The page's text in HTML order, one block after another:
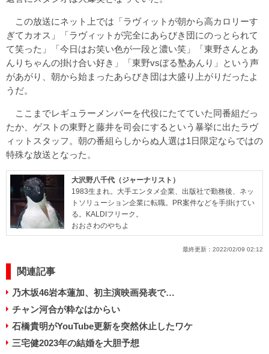
この放送にネット上では「ラヴィットが朝から高カロリーす
ぎてカオス」「ラヴィットが完全にあらびき団にのっとられて
て笑った」「今日はお笑い色が一段と濃い笑」「東野さんとあ
んりちゃんの掛け合い好き」「東野vsぼる塾あんり」という声
があがり、朝から始まったあらびき団は大盛り上がりだったよ
うだ。
ここまでレギュラーメンバーを代役にたてていた同番組だっ
たか、ゲストの東野と藤井を司会にするという暴挙に出たラヴ
ィットスタッフ。朝の番組らしからぬ人選は1日限定ならではの
特殊な放送となった。
大沢野八千代（ジャーナリスト）
1983生まれ。大手エンタメ企業、出版社で勤務後、ネッ
トソリューション企業に転職。PR案件などを手掛けてい
る。KALDIフリーク。
おおさわのやちよ
最終更新： 2022/02/09 02:12
関連記事
乃木坂46岩本蓮加、初主演映画発表で…
チャン河合が粋なはからい
石橋貴明がYouTube更新を突然休止したワケ
三宅健2023年の結婚を大胆予想